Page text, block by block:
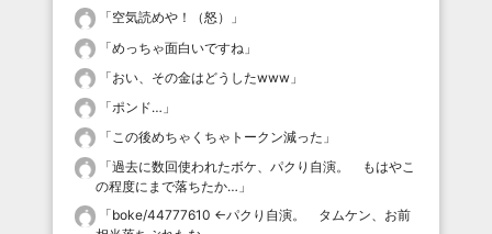
「空気読めや！（怒）
」
「めっちゃ面白いですね 」
「おい、その金はどうしたwww 」
「ポンド… 」
「この後めちゃくちゃトークン減った 」
「過去に数回使われたボケ、パクり自演。 もはやこ
の程度にまで落ちたか… 」
「boke/44777610 ←パクり自演。 タムケン、お前